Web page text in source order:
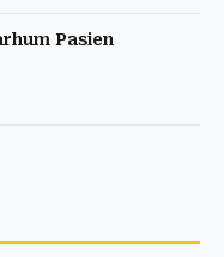
Pasien